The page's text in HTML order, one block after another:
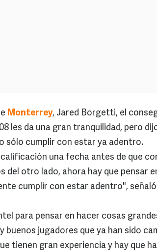
Monterrey, Jared Borgetti, el
les da una gran tranquilidad, pero
sólo cumplir con estar ya adentro.
una fecha antes de que
del otro lado, ahora hay que pensar
cumplir con estar adentro",
para pensar en hacer cosas
buenos jugadores que ya han sido
tienen gran experiencia y hay que